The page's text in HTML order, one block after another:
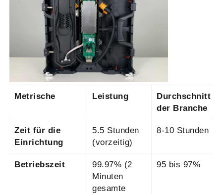
Metrische Leistung
Durchschnitt
der Branche
Zeit für die
Einrichtung
5.5 Stunden
(vorzeitig)
8-10 Stunden
Betriebszeit
99.97% (2
Minuten
gesamte
95 bis 97%